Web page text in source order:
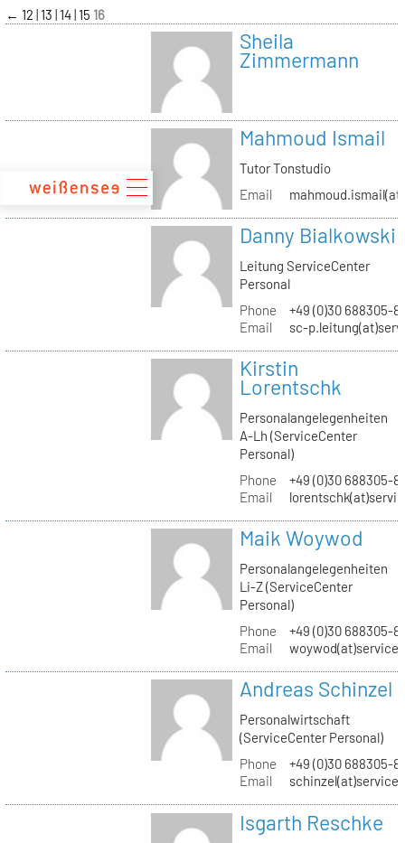
zum
Inhalt
← 12 13 14 15 16
Sheila
Zimmermann
Mahmoud Ismail
Tutor Tonstudio
Email
Danny Bialkowski
Leitung ServiceCenter
Personal
Phone
+49 (0)30 688305-
Email
sc-
Kirstin
Lorentschk
Personalangelegenheiten
A-Lh (ServiceCenter
Personal)
Phone
+49 (0)30 688305-
Email
Maik Woywod
Personalangelegenheiten
Li-Z (ServiceCenter
Personal)
Phone
+49 (0)30 688305-
Email
Andreas Schinzel
Personalwirtschaft
(ServiceCenter Personal)
Phone
+49 (0)30 688305-
Email
Isgarth Reschke